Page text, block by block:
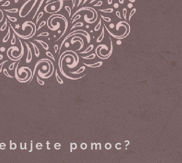
pomoc?